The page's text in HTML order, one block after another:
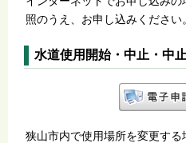
照のうえ、お申し込みください。
水道使用開始・中止・中
狭山市内で使用場所を変更する